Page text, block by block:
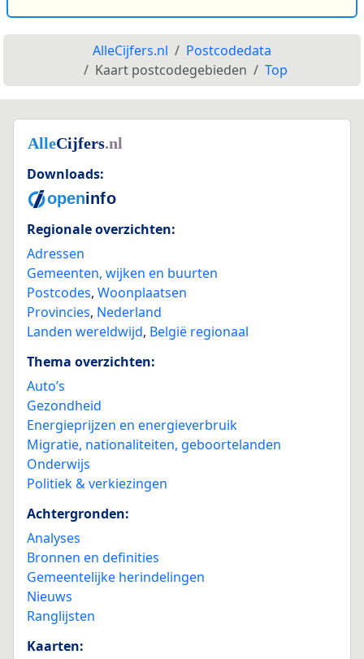
AlleCijfers.nl
Postcodedata
Kaart postcodegebieden
Top
Downloads:
Regionale overzichten:
Adressen
Gemeenten, wijken en buurten
Postcodes, Woonplaatsen
Provincies, Nederland
Landen wereldwijd, België regionaal
Thema overzichten:
Auto’s
Gezondheid
Energieprijzen en energieverbruik
Migratie, nationaliteiten, geboortelanden
Onderwijs
Politiek & verkiezingen
Achtergronden:
Analyses
Bronnen en definities
Gemeentelijke herindelingen
Nieuws
Ranglijsten
Kaarten: